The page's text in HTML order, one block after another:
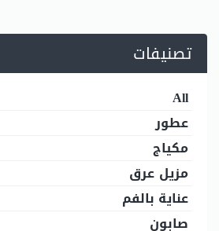
تصنيفات
All
عطور
مكياج
مزيل عرق
عناية بالفم
صابون